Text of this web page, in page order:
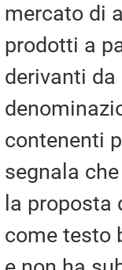
mercato di
prodotti a
derivanti
contenenti
segnala
la proposta
come testo